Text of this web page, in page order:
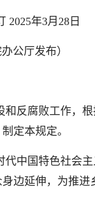
2025年3月28日
公厅发布）
腐败工作，根
定本规定。
中国特色社会主
边延伸，为推进